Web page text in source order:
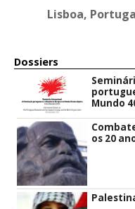
Lisboa,
Dossiers
Mundo
os 20